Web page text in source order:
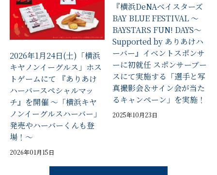
2026年1月24日(土)「横浜
キヤノンイーグルス」ホス
トゲームにて 『ありあけ
ハーバースペシャルマッ
チ』を開催 ～「横浜キヤ
ノンイーグルスハーバー」
発売やハーバーくんも登
場！～
2026年01月15日
『横浜DeNAベイスターズ
BAY BLUE FESTIVAL ～
BAYSTARS FUN! DAYS～
Supported by ありあけハ
ーバー』イベントスポンサ
ーに初就任 スポンサーブー
スにて実施する「選手と写
真撮影会＆サイン会が当た
るキャンペーン」を実施！
2025年10月23日